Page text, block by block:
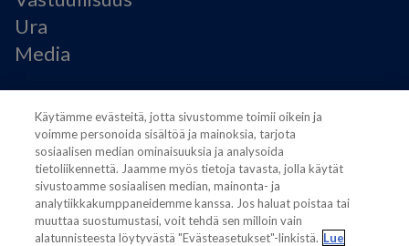
Ura
Media
Käyttöehdot
Modern Slavery Statement
Tietosuojaseloste
Käyttöehdot
Evästeasetukset
Käytämme evästeitä, jotta sivustomme toimii oikein ja
voimme personoida sisältöä ja mainoksia, tarjota
sosiaalisen median ominaisuuksia ja analysoida
tietoliikennettä. Jaamme myös tietoja tavasta, jolla käytät
sivustoamme sosiaalisen median, mainonta- ja
analytiikkakumppaneidemme kanssa. Jos haluat poistaa tai
muuttaa suostumustasi, voit tehdä sen milloin vain
alatunnisteesta löytyvästä "Evästeasetukset"-linkistä. Lue